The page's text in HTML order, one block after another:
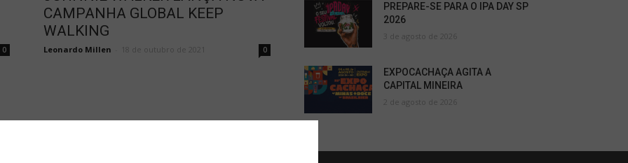
0
CAMPANHA GLOBAL KEEP
WALKING
Leonardo Millen 18 de outubro de 2021 0
PREPARE-SE PARA O IPA DAY SP
2026
3 de agosto de 2026
EXPOCACHAÇA AGITA A
CAPITAL MINEIRA
2 de agosto de 2026